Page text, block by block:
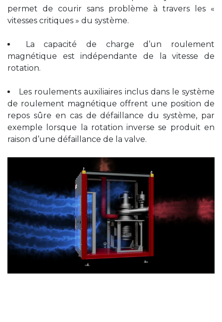
permet de courir sans problème à travers les «
vitesses critiques » du système.
La capacité de charge d’un roulement
magnétique est indépendante de la vitesse de
rotation.
Les roulements auxiliaires inclus dans le système
de roulement magnétique offrent une position de
repos sûre en cas de défaillance du système, par
exemple lorsque la rotation inverse se produit en
raison d’une défaillance de la valve.